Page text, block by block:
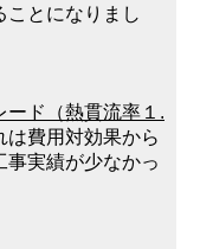
ことになりまし
ード（熱貫流率１.
は費用対効果から
事実績が少なかっ